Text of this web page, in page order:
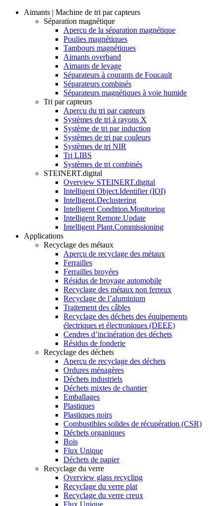
Aimants | Machine de tri par capteurs
Séparation magnétique
Aperçu de la séparation magnétique
Poulies magnétiques
Tambours magnétiques
Aimants overband
Aimants de levage
Séparateurs à courants de Foucault
Séparateurs combinés
Séparateurs magnétiques à voie humide
Tri par capteurs
Aperçu du tri par capteurs
Systèmes de tri à rayons X
Système de tri par induction
Systèmes de tri par couleurs
Systèmes de tri NIR
Tri LIBS
Systèmes de tri combinés
STEINERT.digital
Overview STEINERT.digital
Intelligent Object.Identifier (IOI)
Intelligent.Declustering
Intelligent Condition.Monitoring
Intelligent Remote.Update
Intelligent Plant.Commissioning
Applications
Recyclage des métaux
Aperçu de recyclage des métaux
Ferrailles
Ferrailles broyées
Résidus de broyage automobile
Recyclage des métaux non ferreux
Recyclage de l’aluminium
Traitement des câbles
Recyclage des déchets des équipements
électriques et électroniques (DEEE)
Cendres d’incinération des déchets
Résidus de fonderie
Recyclage des déchets
Aperçu de recyclage des déchets
Ordures ménagères
Déchets industriels
Déchets mixtes de chantier
Emballages
Plastiques
Plastiques noirs
Combustibles solides de récupération (CSR)
Déchets organiques
Bois
Flux Unique
Déchets de papier
Recyclage du verre
Overview glass recycling
Recyclage du verre plat
Recyclage du verre creux
Flux Unique